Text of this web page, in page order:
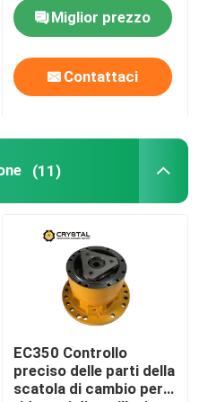
Miglior prezzo
Contattaci
(11)
EC350 Controllo
preciso delle parti della
scatola di cambio per